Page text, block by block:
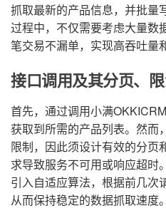
抓取最新的产品信息，并批量
过程中，不仅需要考虑大量数
笔交易不漏单，实现高吞吐量
接口调用及其分页、
首先，通过调用小满
获取到所需的产品列表。然而
限制，因此须设计有效的分页
求导致服务不可用或响应超时
引入自适应算法，根据前几次
从而保持稳定的数据抓取速度。